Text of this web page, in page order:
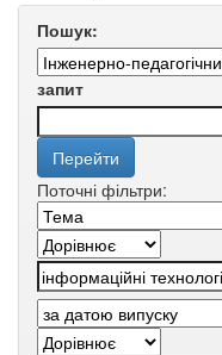
Пошук:
запит
Поточні фільтри: